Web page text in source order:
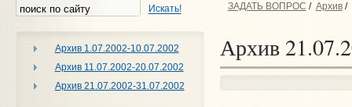
Искать!
Архив 1.07.2002-10.07.2002
Архив 11.07.2002-20.07.2002
Архив 21.07.2002-31.07.2002
ЗАДАТЬ ВОПРОС / Архив/
Архив